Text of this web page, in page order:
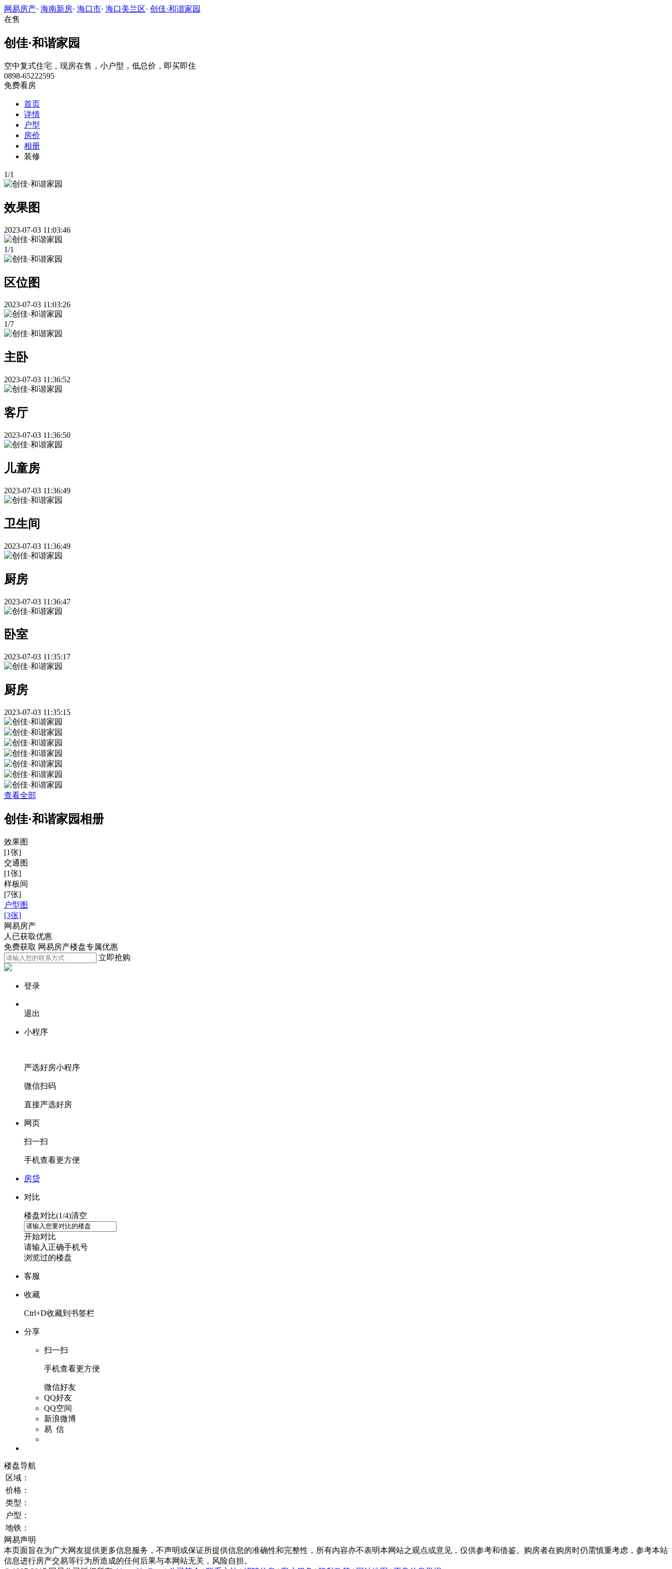
网易房产· 海南新房· 海口市· 海口美兰区· 创佳·和谐家园
在售
创佳·和谐家园
空中复式住宅，现房在售，小户型，低总价，即买即住
0898-65222595
免费看房
首页
详情
户型
房价
相册
装修
1/1
效果图
2023-07-03 11:03:46
1/1
区位图
2023-07-03 11:03:26
1/7
主卧
2023-07-03 11:36:52
客厅
2023-07-03 11:36:50
儿童房
2023-07-03 11:36:49
卫生间
2023-07-03 11:36:49
厨房
2023-07-03 11:36:47
卧室
2023-07-03 11:35:17
厨房
2023-07-03 11:35:15
查看全部
创佳·和谐家园相册
效果图
[1张]
交通图
[1张]
样板间
[7张]
户型图
[3张]
网易房产
人已获取优惠
免费获取 网易房产楼盘专属优惠
立即抢购
登录
退出
小程序
严选好房小程序
微信扫码
直接严选好房
网页
扫一扫
手机查看更方便
房贷
对比
楼盘对比(1/4)清空
开始对比
请输入正确手机号
浏览过的楼盘
客服
收藏
Ctrl+D收藏到书签栏
分享
扫一扫
手机查看更方便
微信好友
QQ好友
QQ空间
新浪微博
易 信
楼盘导航
区域：
价格：
类型：
户型：
地铁：
网易声明
本页面旨在为广大网友提供更多信息服务，不声明或保证所提供信息的准确性和完整性，所有内容亦不表明本网站之观点或意见，仅供参考和借鉴。购房者在购房时仍需慎重考虑，参考本站
信息进行房产交易等行为所造成的任何后果与本网站无关，风险自担。